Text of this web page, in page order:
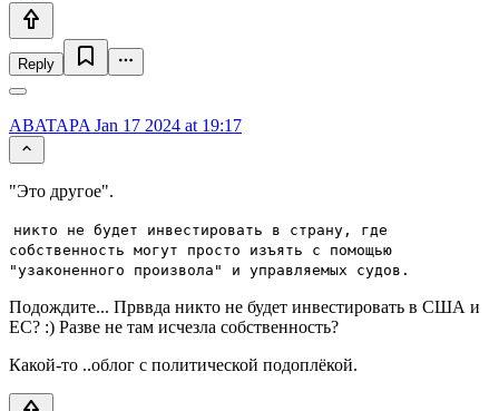
Reply
ABATAPA Jan 17 2024 at 19:17
"Это другое".
никто не будет инвестировать в страну, где
собственность могут просто изъять с помощью
"узаконенного произвола" и управляемых судов.
Подождите... Прввда никто не будет инвестировать в США и
ЕС? :) Разве не там исчезла собственность?
Какой-то ..облог с политической подоплёкой.